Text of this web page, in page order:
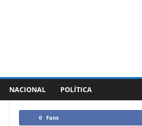
NACIONAL POLÍTICA
0 Fans